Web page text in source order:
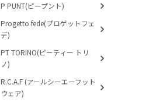
P PUNT(ピープント)
Progetto fede(プロゲットフェ
デ)
PT TORINO(ピーティー トリ
ノ)
R.C.A.F (アールシーエーフット
ウェア)